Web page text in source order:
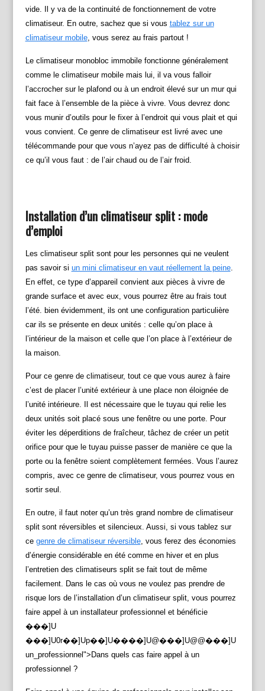
vide. Il y va de la continuité de fonctionnement de votre
climatiseur. En outre, sachez que si vous tablez sur un
climatiseur mobile, vous serez au frais partout !
Le climatiseur monobloc immobile fonctionne généralement
comme le climatiseur mobile mais lui, il va vous falloir
l’accrocher sur le plafond ou à un endroit élevé sur un mur qui
fait face à l’ensemble de la pièce à vivre. Vous devrez donc
vous munir d’outils pour le fixer à l’endroit qui vous plait et qui
vous convient. Ce genre de climatiseur est livré avec une
télécommande pour que vous n’ayez pas de difficulté à choisir
ce qu’il vous faut : de l’air chaud ou de l’air froid.
Installation d’un climatiseur split : mode
d’emploi
Les climatiseur split sont pour les personnes qui ne veulent
pas savoir si un mini climatiseur en vaut réellement la peine.
En effet, ce type d’appareil convient aux pièces à vivre de
grande surface et avec eux, vous pourrez être au frais tout
l’été. bien évidemment, ils ont une configuration particulière
car ils se présente en deux unités : celle qu’on place à
l’intérieur de la maison et celle que l’on place à l’extérieur de
la maison.
Pour ce genre de climatiseur, tout ce que vous aurez à faire
c’est de placer l’unité extérieur à une place non éloignée de
l’unité intérieure. Il est nécessaire que le tuyau qui relie les
deux unités soit placé sous une fenêtre ou une porte. Pour
éviter les déperditions de fraîcheur, tâchez de créer un petit
orifice pour que le tuyau puisse passer de manière ce que la
porte ou la fenêtre soient complètement fermées. Vous l’aurez
compris, avec ce genre de climatiseur, vous pourrez vous en
sortir seul.
En outre, il faut noter qu’un très grand nombre de climatiseur
split sont réversibles et silencieux. Aussi, si vous tablez sur
ce genre de climatiseur réversible, vous ferez des économies
d’énergie considérable en été comme en hiver et en plus
l’entretien des climatiseurs split se fait tout de même
facilement. Dans le cas où vous ne voulez pas prendre de
risque lors de l’installation d’un climatiseur split, vous pourrez
faire appel à un installateur professionnel et bénéficie
���]U
���]U0r��]Up��]U����]U@���]U@@���]U
un_professionnel">Dans quels cas faire appel à un
professionnel ?